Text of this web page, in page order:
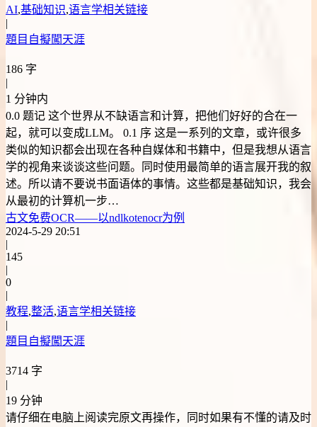
AI,基础知识,语言学相关链接
|
題目自擬闖天涯
186 字
|
1 分钟内
0.0 题记 这个世界从不缺语言和计算，把他们好好的合在一
起，就可以变成LLM。 0.1 序 这是一系列的文章，或许很多
类似的知识都会出现在各种自媒体和书籍中，但是我想从语言
学的视角来谈谈这些问题。同时使用最简单的语言展开我的叙
述。所以请不要说书面语体的事情。这些都是基础知识，我会
从最初的计算机一步…
古文免费OCR——以ndlkotenocr为例
2024-5-29 20:51
|
145
|
0
|
教程,整活,语言学相关链接
|
題目自擬闖天涯
3714 字
|
19 分钟
请仔细在电脑上阅读完原文再操作，同时如果有不懂的请及时